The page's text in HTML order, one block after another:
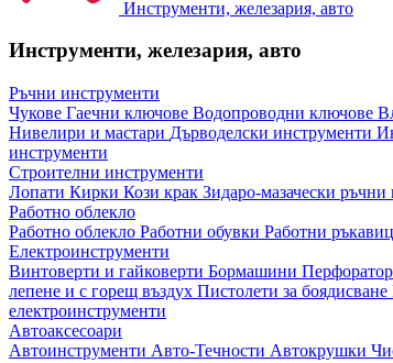
Инструменти, железария, авто
Инструменти, железария, авто
Ръчни инструменти
Чукове Гаечни ключове Водопроводни ключове
Нивелири и мастари Дърводелски инструменти
инструменти
Строителни инструменти
Лопати Кирки Кози крак Зидаро-мазачески ръчни
Работно облекло
Работно облекло Работни обувки Работни
Електроинструменти
Винтоверти и гайковерти Бормашини
лепене и с горещ въздух Пистолети за боядисване
електроинструменти
Автоаксесоари
Автоинструменти Авто-Течности Автокрушки